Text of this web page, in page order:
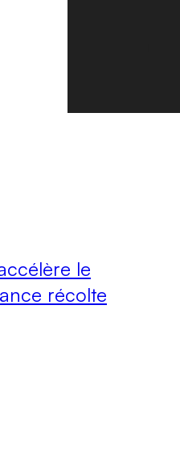
le
récolte